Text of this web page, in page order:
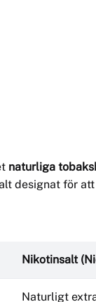
naturliga
designat för
Nikotinsalt
Naturligt